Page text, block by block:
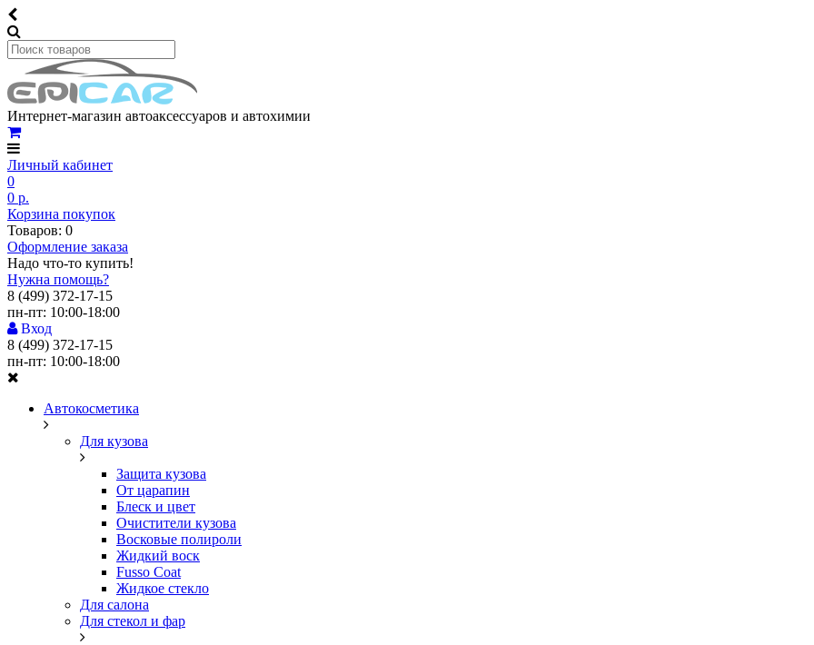
Интернет-магазин автоаксессуаров и автохимии
Личный кабинет
0
0 р.
Корзина покупок
Товаров: 0
Оформление заказа
Надо что-то купить!
Нужна помощь?
8 (499) 372-17-15
пн-пт: 10:00-18:00
Вход
8 (499) 372-17-15
пн-пт: 10:00-18:00
Автокосметика
Для кузова
Защита кузова
От царапин
Блеск и цвет
Очистители кузова
Восковые полироли
Жидкий воск
Fusso Coat
Жидкое стекло
Для салона
Для стекол и фар